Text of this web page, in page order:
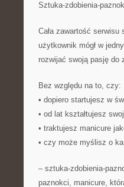
Sztuka-zdobienia-
Cała zawartość
użytkownik mógł w
rozwijać swoją pasję do
Bez względu na to, czy:
• dopiero startujesz w
• od lat kształtujesz
• traktujesz manicure
• czy może myślisz o
– sztuka-zdobienia-
paznokci, manicure,